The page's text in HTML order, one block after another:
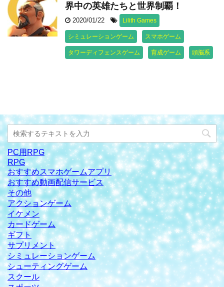
界中の英雄たちと世界制覇！
2020/01/22 Lilith Games
シミュレーションゲーム スマホゲーム
タワーディフェンスゲーム 育成ゲーム 頭脳系
PC用RPG
RPG
おすすめスマホゲームアプリ
おすすめ動画配信サービス
その他
アクションゲーム
イケメン
カードゲーム
ギフト
サプリメント
シミュレーションゲーム
シューティングゲーム
スクール